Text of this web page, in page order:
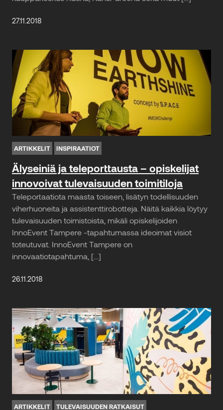
27.11.2018
ARTIKKELIT INSPIRAATIOT
Älyseiniä ja teleporttausta – opiskelijat
innovoivat tulevaisuuden toimitiloja
Teleportaatiota maasta toiseen, lisätyn todellisuuden
viherhuoneita ja assistenttirobotteja. Näitä kaikkia löytyy
tulevaisuuden toimistoista, mikäli opiskelijoiden
InnoEvent Tampere -tapahtumassa ideoimat visiot
toteutuvat. InnoEvent Tampere on
innovaatiotapahtuma, […]
26.11.2018
ARTIKKELIT TULEVAISUUDEN RATKAISUT